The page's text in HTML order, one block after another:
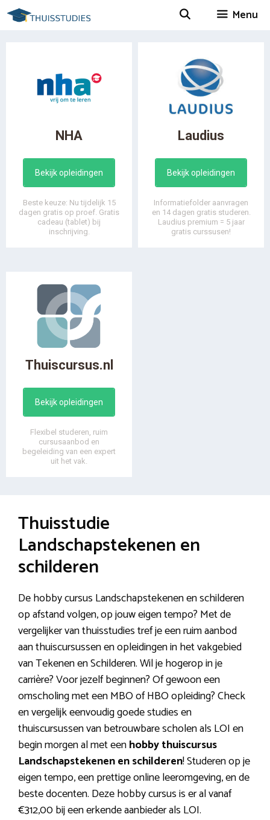
Spring
naar
Menu
NHA
Bekijk opleidingen
Beste keuze: Nu tijdelijk 15
dagen gratis op proef. Gratis
cadeau (tablet) bij
inschrijving.
Laudius
Bekijk opleidingen
Informatiefolder aanvragen
en 14 dagen gratis studeren.
Laudius premium = 5 jaar
gratis curssusen!
Thuiscursus.nl
Bekijk opleidingen
Flexibel studeren, ruim
cursusaanbod en
begeleiding van een expert
uit het vak.
Thuisstudie
Landschapstekenen en
schilderen
De hobby cursus Landschapstekenen en schilderen
op afstand volgen, op jouw eigen tempo? Met de
vergelijker van thuisstudies tref je een ruim aanbod
aan thuiscursussen en opleidingen in het vakgebied
van Tekenen en Schilderen. Wil je hogerop in je
carrière? Voor jezelf beginnen? Of gewoon een
omscholing met een MBO of HBO opleiding? Check
en vergelijk eenvoudig goede studies en
thuiscursussen van betrouwbare scholen als LOI en
begin morgen al met eenhobby thuiscursus
Landschapstekenen en schilderen! Studeren op je
eigen tempo, een prettige online leeromgeving, en de
beste docenten. Deze hobby cursus is er al vanaf
€312,00 bij een erkende aanbieder als LOI.